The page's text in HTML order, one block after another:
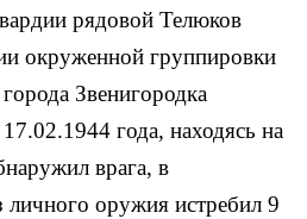
рядовой Телюков
окруженной группировки
Звенигородка
года, находясь на
врага, в
личного ору­жия истребил 9